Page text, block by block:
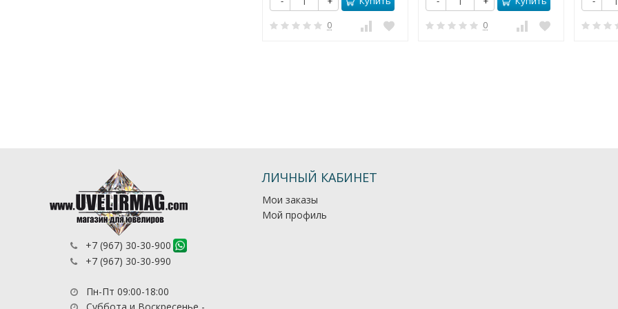
0 0
+7 (967) 30-30-900
+7 (967) 30-30-990
Пн-Пт 09:00-18:00
ЛИЧНЫЙ КАБИНЕТ
Мои заказы
Мой профиль